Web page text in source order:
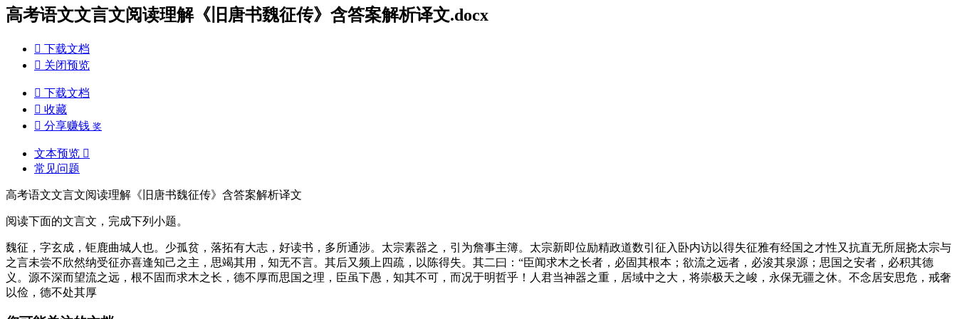
高考语文文言文阅读理解《旧唐书魏征传》含答案解析译文.docx
 下载文档
 关闭预览
 下载文档
 收藏
 分享赚钱 奖
文本预览 
常见问题
高考语文文言文阅读理解《旧唐书魏征传》含答案解析译文
阅读下面的文言文，完成下列小题。
魏征，字玄成，钜鹿曲城人也。少孤贫，落拓有大志，好读书，多所通涉。太宗素器之，引为詹事主簿。太宗新即位励精政道数引征入卧内访以得失征雅有经国之才性又抗直无所屈挠太宗与
之言未尝不欣然纳受征亦喜逢知己之主，思竭其用，知无不言。其后又频上四疏，以陈得失。其二曰：“臣闻求木之长者，必固其根本；欲流之远者，必浚其泉源；思国之安者，必积其德
义。源不深而望流之远，根不固而求木之长，德不厚而思国之理，臣虽下愚，知其不可，而况于明哲乎！人君当神器之重，居域中之大，将崇极天之峻，永保无疆之休。不念居安思危，戒奢
以俭，德不处其厚